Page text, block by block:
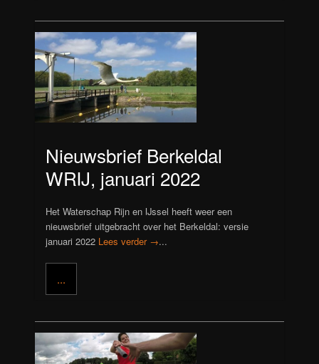
Nieuwsbrief Berkeldal
WRIJ, januari 2022
Het Waterschap Rijn en IJssel heeft weer een
nieuwsbrief uitgebracht over het Berkeldal: versie
januari 2022 Lees verder →...
...